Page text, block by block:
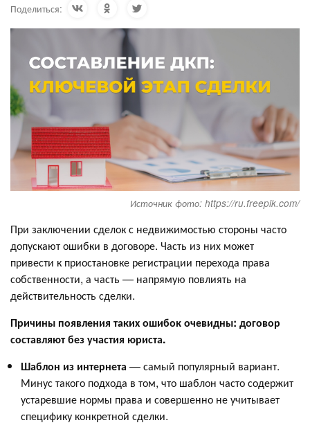
Поделиться:
Источник фото: https://ru.freepik.com/
При заключении сделок с недвижимостью стороны часто
допускают ошибки в договоре. Часть из них может
привести к приостановке регистрации перехода права
собственности, а часть — напрямую повлиять на
действительность сделки.
Причины появления таких ошибок очевидны: договор
составляют без участия юриста.
Шаблон из интернета — самый популярный вариант.
Минус такого подхода в том, что шаблон часто содержит
устаревшие нормы права и совершенно не учитывает
специфику конкретной сделки.